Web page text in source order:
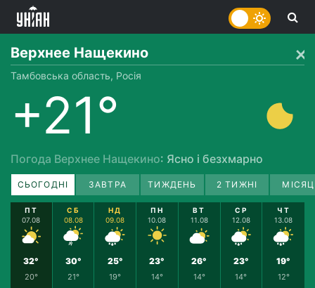
Верхнее Нащекино
Тамбовська область, Росія
+21°
Погода Верхнее Нащекино: Ясно і безхмарно
СЬОГОДНІ ЗАВТРА ТИЖДЕНЬ 2 ТИЖНІ
ПТ
07.08
32°
20°
СБ
08.08
30°
21°
НД
09.08
25°
19°
ПН
10.08
23°
14°
ВТ
11.08
26°
14°
СР
12.08
23°
14°
ЧТ
13.08
19°
12°